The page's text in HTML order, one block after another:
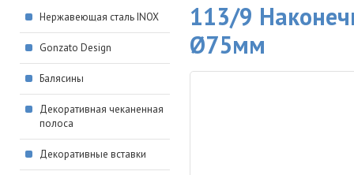
Нержавеющая сталь INOX
Gonzato Design
Балясины
Декоративная чеканенная
полоса
Декоративные вставки
113/9
Ø75мм